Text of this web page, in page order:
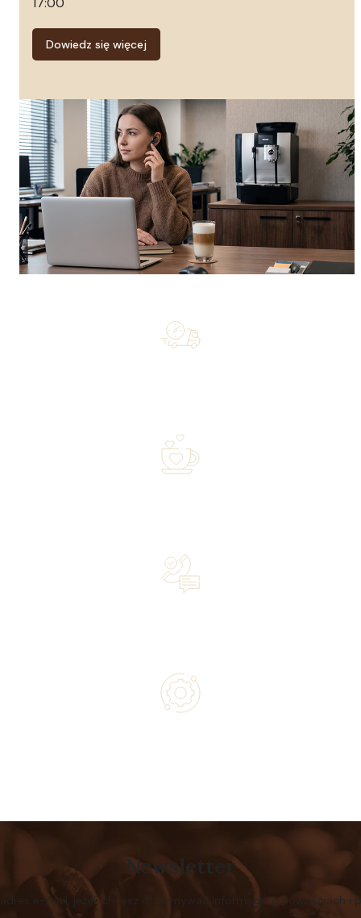
Dowiedz się więcej
Newsletter
e-mail, jeżeli chcesz otrzymywać informacje o nowościach i